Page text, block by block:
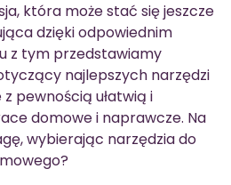
która może stać się jeszcze
dzięki odpowiednim
z tym przedstawiamy
najlepszych narzędzi
pewnością ułatwią i
domowe i naprawcze. Na
wybierając narzędzia do